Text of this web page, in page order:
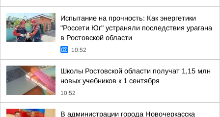
Испытание на прочность: Как энергетики
"Россети Юг" устраняли последствия урагана
в Ростовской области
10:52
Школы Ростовской области получат 1,15 млн
новых учебников к 1 сентября
10:52
В администрации города Новочеркасска